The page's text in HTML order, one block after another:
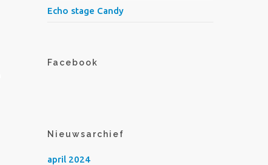
Echo stage Candy
Facebook
Nieuwsarchief
april 2024